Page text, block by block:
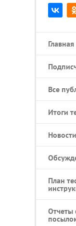
Главная
Все
Итоги
План
Отчеты